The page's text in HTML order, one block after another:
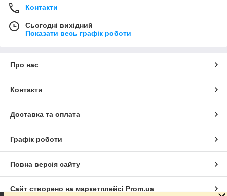
Контакти
Сьогодні вихідний
Показати весь графік роботи
Про нас
Контакти
Доставка та оплата
Графік роботи
Повна версія сайту
Сайт створено на маркетплейсі Prom.ua